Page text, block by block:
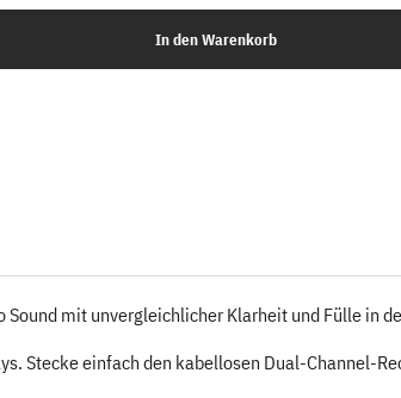
Sound mit unvergleichlicher Klarheit und Fülle in
Stecke einfach den kabellosen Dual-Channel-